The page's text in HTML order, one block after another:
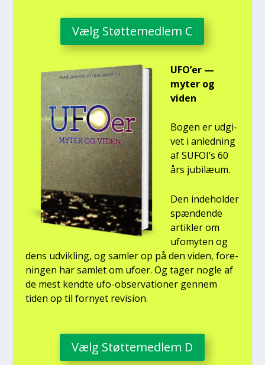
Vælg Støt­te­med­lem C
UFO’er —
myter og
viden
Bogen er udgi­
vet i anled­ning
af SUFOI’s 60
års jubilæum.
Den inde­hol­der
spæn­den­de
artik­ler om
ufo­myten og
dens udvik­ling, og sam­ler op på den viden, for­e­
nin­gen har sam­let om ufo­er. Og tager nog­le af
de mest kend­te ufo-obser­va­tio­ner gen­nem
tiden op til for­ny­et revi­sion.
Vælg Støt­te­med­lem D